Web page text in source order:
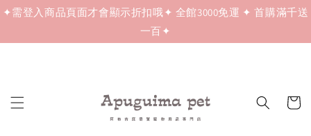
✦需登入商品頁面才會顯示折扣哦✦ 全館3000免運 ✦ 首購滿千送
一百✦